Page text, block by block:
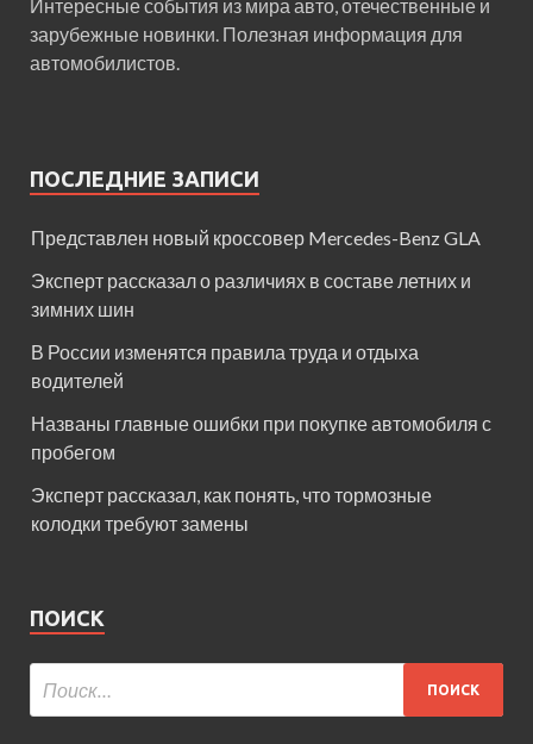
Интересные события из мира авто, отечественные и
зарубежные новинки. Полезная информация для
автомобилистов.
ПОСЛЕДНИЕ ЗАПИСИ
Представлен новый кроссовер Mercedes-Benz GLA
Эксперт рассказал о различиях в составе летних и
зимних шин
В России изменятся правила труда и отдыха
водителей
Названы главные ошибки при покупке автомобиля с
пробегом
Эксперт рассказал, как понять, что тормозные
колодки требуют замены
ПОИСК